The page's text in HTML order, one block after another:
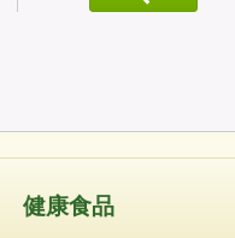
健康食品